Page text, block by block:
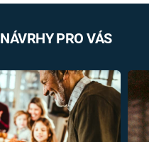
NÁVRHY PRO VÁS